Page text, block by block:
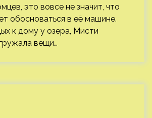
это вовсе не значит, что
обосноваться в её машине.
к дому у озера, Мисти
вещи…